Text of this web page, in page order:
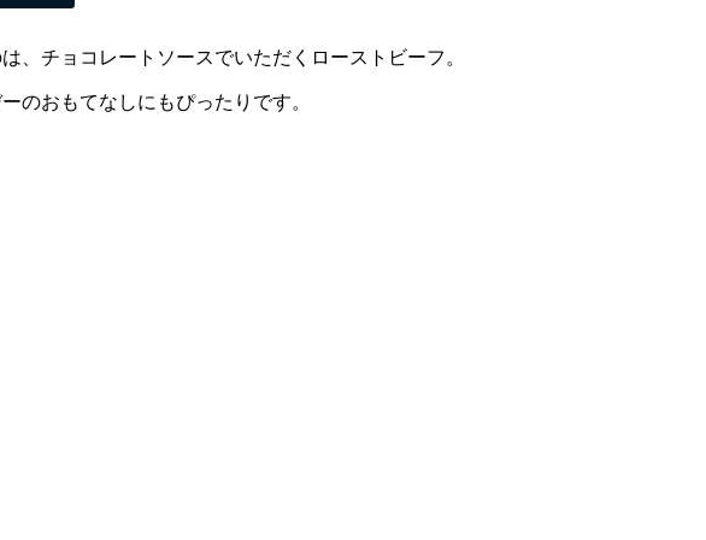
、チョコレートソースでいただくローストビーフ。
のおもてなしにもぴったりです。